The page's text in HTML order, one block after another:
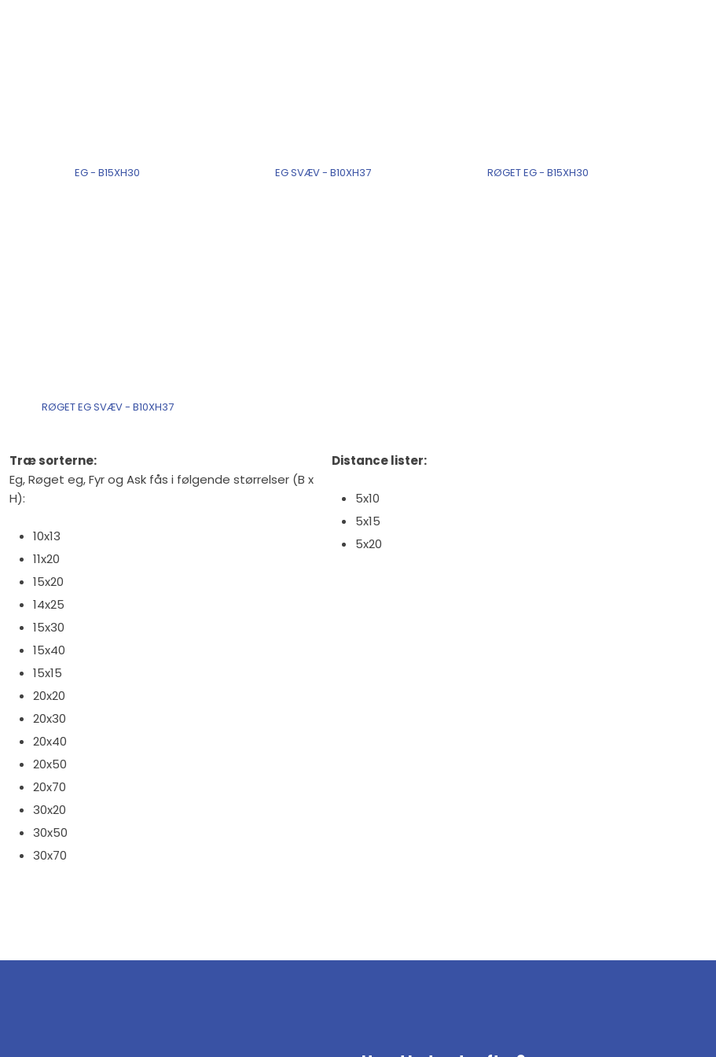
EG - B15XH30 EG SVÆV - B10XH37 RØGET EG - B15XH30
RØGET EG SVÆV - B10XH37
Træ sorterne:
Eg, Røget eg, Fyr og Ask fås i følgende størrelser (B x
H):
10x13
11x20
15x20
14x25
15x30
15x40
15x15
20x20
20x30
20x40
20x50
20x70
30x20
30x50
30x70​
Distance lister:
5x10
5x15
5x20